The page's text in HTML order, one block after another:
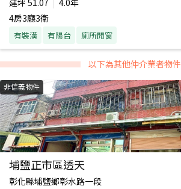
建坪 51.07
4.0年
4房3廳3衛
有裝潢 有陽台 廁所開窗
以下為其他仲介業者物件
非信義物件
埔鹽正市區透天
彰化縣埔鹽鄉彰水路一段